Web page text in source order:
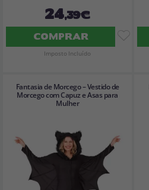
24,39€
COMPRAR
Imposto Incluído
Fantasia de Morcego – Vestido de
Morcego com Capuz e Asas para
Mulher